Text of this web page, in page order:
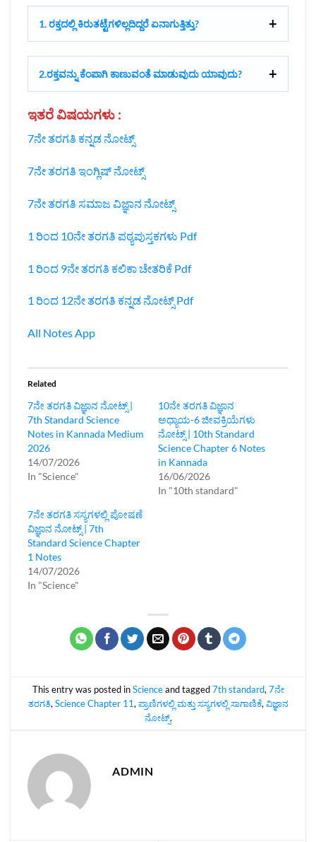
1. ರಕ್ತದಲ್ಲಿ ಕಿರುತಟ್ಟೆಗಳಿಲ್ಲದಿದ್ದರೆ ಏನಾಗುತ್ತಿತ್ತು?
2.ರಕ್ತವನ್ನು ಕೆಂಪಾಗಿ ಕಾಣುವಂತೆ ಮಾಡುವುದು ಯಾವುದು?
ಇತರೆ ವಿಷಯಗಳು :
7ನೇ ತರಗತಿ ಕನ್ನಡ ನೋಟ್ಸ್
7ನೇ ತರಗತಿ ಇಂಗ್ಲಿಷ್‌ ನೋಟ್ಸ್
7ನೇ ತರಗತಿ ಸಮಾಜ ವಿಜ್ಞಾನ ನೋಟ್ಸ್‌
1 ರಿಂದ 10ನೇ ತರಗತಿ ಪಠ್ಯಪುಸ್ತಕಗಳು Pdf
1 ರಿಂದ 9ನೇ ತರಗತಿ ಕಲಿಕಾ ಚೇತರಿಕೆ Pdf
1 ರಿಂದ 12ನೇ ತರಗತಿ ಕನ್ನಡ ನೋಟ್ಸ್‌ Pdf
All Notes App
Related
7ನೇ ತರಗತಿ ವಿಜ್ಞಾನ ನೋಟ್ಸ್‌ |
7th Standard Science
Notes in Kannada Medium
2026
14/07/2026
In "Science"
10ನೇ ತರಗತಿ ವಿಜ್ಞಾನ
ಅಧ್ಯಾಯ-6 ಜೀವಕ್ರಿಯೆಗಳು
ನೋಟ್ಸ್‌ | 10th Standard
Science Chapter 6 Notes
in Kannada
16/06/2026
In "10th standard"
7ನೇ ತರಗತಿ ಸಸ್ಯಗಳಲ್ಲಿ ಪೋಷಣೆ
ವಿಜ್ಞಾನ ನೋಟ್ಸ್‌ | 7th
Standard Science Chapter
1 Notes
14/07/2026
In "Science"
This entry was posted inScienceand tagged7th standard, 7ನೇ
ತರಗತಿ, Science Chapter 11, ಪ್ರಾಣಿಗಳಲ್ಲಿ ಮತ್ತು ಸಸ್ಯಗಳಲ್ಲಿ ಸಾಗಾಣಿಕೆ, ವಿಜ್ಞಾನ
ನೋಟ್ಸ್‌.
ADMIN